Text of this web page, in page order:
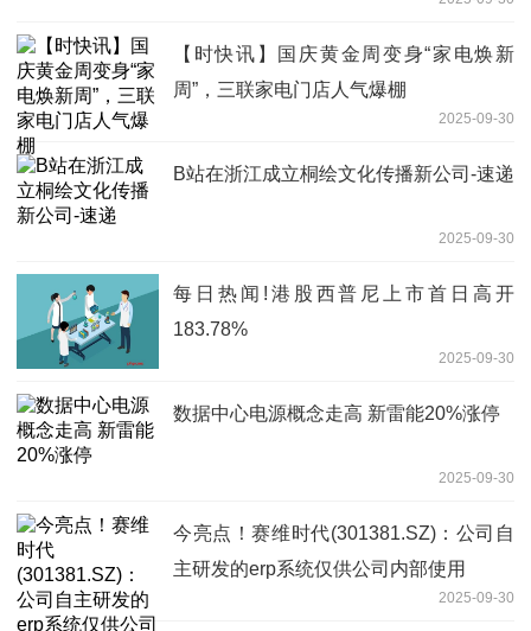
【时快讯】国庆黄金周变身“家电焕新
周”，三联家电门店人气爆棚
2025-09-30
B站在浙江成立桐绘文化传播新公司-速递
2025-09-30
每日热闻!港股西普尼上市首日高开
183.78%
2025-09-30
数据中心电源概念走高 新雷能20%涨停
2025-09-30
今亮点！赛维时代(301381.SZ)：公司自
主研发的erp系统仅供公司内部使用
2025-09-30